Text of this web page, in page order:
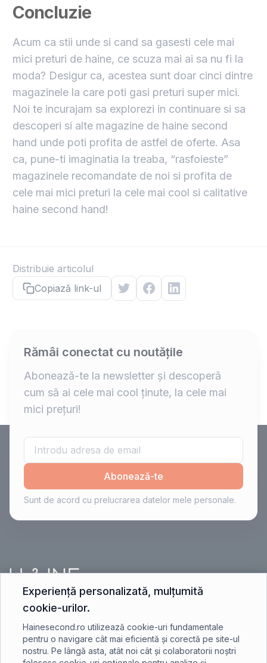
Concluzie
Acum ca stii unde si cand sa gasesti cele mai
mici preturi de haine, ce scuza mai ai sa nu fi la
moda? Desigur ca, acestea sunt doar cinci dintre
magazinele la care poti gasi preturi super mici.
Noi te incurajam sa explorezi in continuare si sa
descoperi si alte magazine de haine second
hand unde poti profita de astfel de oferte. Asa
ca, pune-ti imaginatia la treaba, “rasfoieste”
magazinele recomandate de noi si profita de
cele mai mici preturi la cele mai cool si calitative
haine second hand!
Distribuie articolul
Copiază link-ul
Rămâi conectat cu noutățile
Abonează-te la newsletter și descoperă
cum să ai cele mai cool ținute, la cele mai
mici prețuri!
Abonează-te
Sunt de acord cu prelucrarea datelor mele personale.
contact@hainesecond.ro
+40 750 401 891
Experiență personalizată, mulțumită
cookie-urilor.
Hainesecond.ro utilizează cookie-uri fundamentale
pentru o navigare cât mai eficientă și corectă pe site-ul
nostru. Pe lângă asta, atât noi cât și colaboratorii noștri